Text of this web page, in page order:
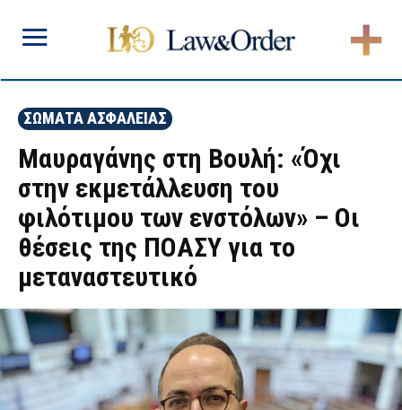
ΣΩΜΑΤΑ ΑΣΦΑΛΕΙΑΣ
Μαυραγάνης στη Βουλή: «Όχι
στην εκμετάλλευση του
φιλότιμου των ενστόλων» – Οι
θέσεις της ΠΟΑΣΥ για το
μεταναστευτικό